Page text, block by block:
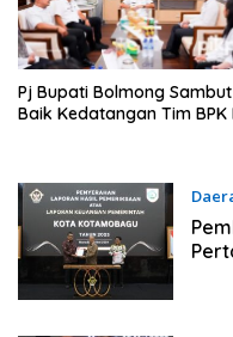
Pj Bupati Bolmong Sambut
Baik Kedatangan Tim BPK